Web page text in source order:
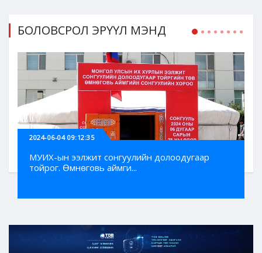
БОЛОВСРОЛ ЭРҮҮЛ МЭНД
2024-06-04 09:12:35
МУИХ-ын ээлжит сонгуулийн долоодугаар
тойрог. Өмнөговь аймги...